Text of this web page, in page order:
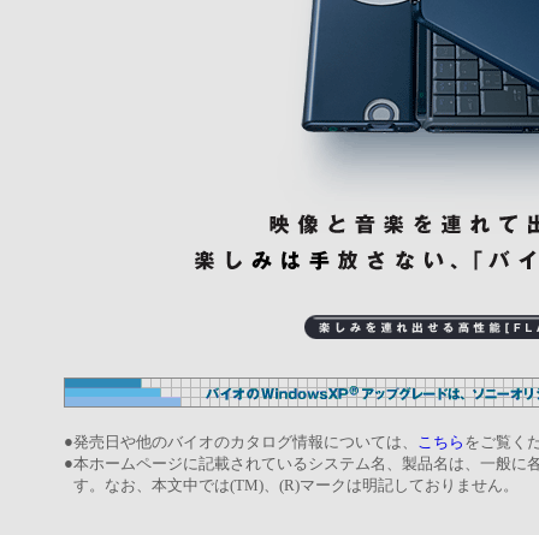
●発売日や他のバイオのカタログ情報については、 こちら をご覧く
●本ホームページに記載されているシステム名、製品名は、一般に
す。なお、本文中では(TM)、(R)マークは明記しておりません。